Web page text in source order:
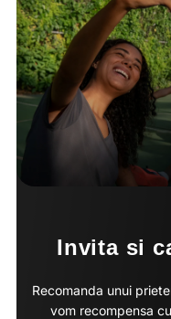
Invita si
Recomanda unui
vom recompensa